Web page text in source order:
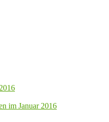
im Januar 2016